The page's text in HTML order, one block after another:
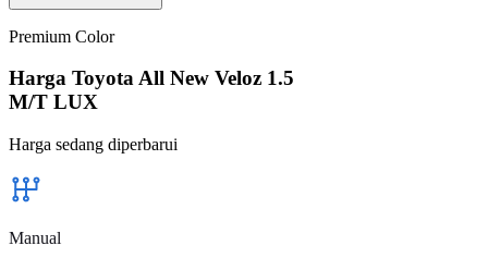
Premium Color
Harga Toyota All New Veloz 1.5
M/T LUX
Harga sedang diperbarui
Manual